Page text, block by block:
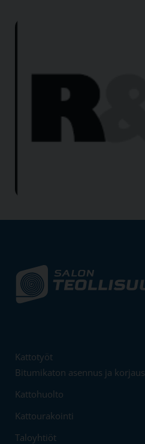
Kattotyöt
Bitumikaton asennus ja korjaus
Kattohuolto
Kattourakointi
Taloyhtiöt